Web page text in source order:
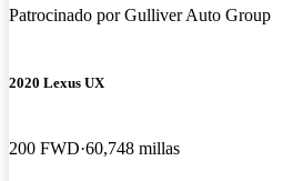
Patrocinado porGulliver Auto Group
2020 Lexus UX
200 FWD 60,748 millas